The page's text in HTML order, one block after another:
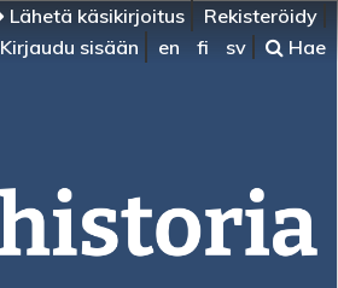
Lähetä käsikirjoitus
Rekisteröidy
Kirjaudu sisään
en fi sv Hae